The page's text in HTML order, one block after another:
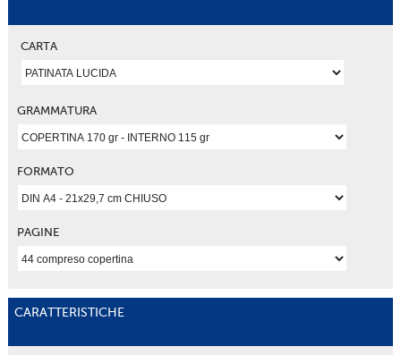
CARTA
GRAMMATURA
FORMATO
PAGINE
CARATTERISTICHE